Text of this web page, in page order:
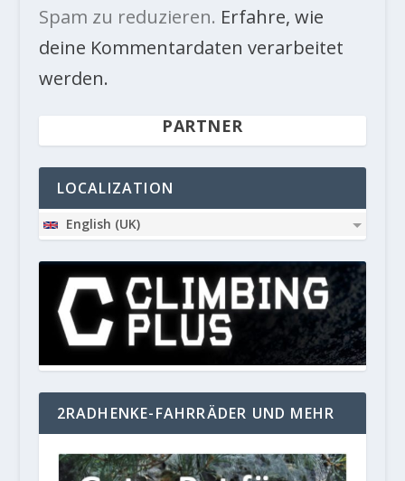
Spam zu reduzieren. Erfahre, wie
deine Kommentardaten verarbeitet
werden.
PARTNER
LOCALIZATION
English (UK)
2RADHENKE-FAHRRÄDER UND MEHR